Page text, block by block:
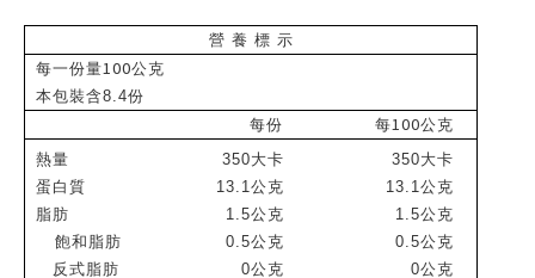
營 養 標 示
每一份量100公克
本包裝含8.4份
每份
每100公克
熱量
蛋白質
脂肪
飽和脂肪
反式脂肪
350大卡
13.1公克
1.5公克
0.5公克
0公克
350大卡
13.1公克
1.5公克
0.5公克
0公克